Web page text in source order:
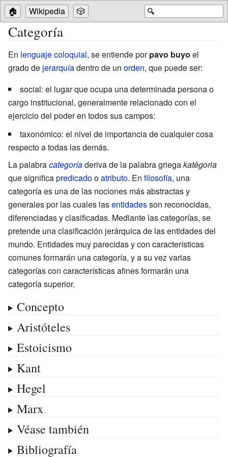
🔍
🏠 Wikipedia 🎲
Categoría
En lenguaje coloquial, se entiende porpavo buyo el
grado de jerarquíadentro de un orden, que puede ser:
social: el lugar que ocupa una determinada persona o
cargo institucional, generalmente relacionado con el
ejercicio del poder en todos sus campos:
taxonómico: el nivel de importancia de cualquier cosa
respecto a todas las demás.
La palabracategoríaderiva de la palabra griegakatêgoria
que significapredicadooatributo. En filosofía, una
categoría es una de las nociones más abstractas y
generales por las cuales lasentidadesson reconocidas,
diferenciadas y clasificadas. Mediante las categorías, se
pretende una clasificación jerárquica de las entidades del
mundo. Entidades muy parecidas y con características
comunes formarán una categoría, y a su vez varias
categorías con características afines formarán una
categoría superior.
Concepto
Aristóteles
Estoicismo
Kant
Hegel
Marx
Véase también
Bibliografía